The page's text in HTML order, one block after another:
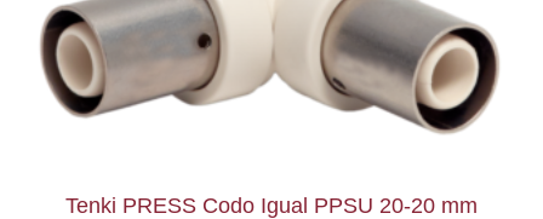
Tenki PRESS Codo Igual PPSU 20-20 mm